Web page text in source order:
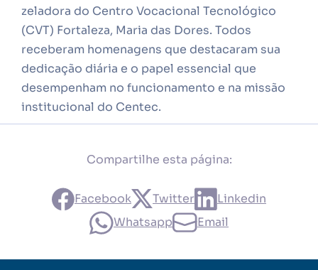
zeladora do Centro Vocacional Tecnológico
(CVT) Fortaleza, Maria das Dores. Todos
receberam homenagens que destacaram sua
dedicação diária e o papel essencial que
desempenham no funcionamento e na missão
institucional do Centec.
Compartilhe esta página:
Facebook Twitter
Linkedin
Whatsapp
Email